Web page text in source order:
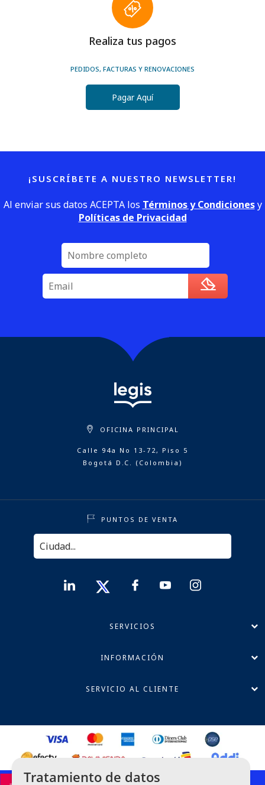
Realiza tus pagos
PEDIDOS, FACTURAS Y RENOVACIONES
Pagar Aquí
¡SUSCRÍBETE A NUESTRO NEWSLETTER!
Al enviar sus datos ACEPTA los Términos y Condicionesy
Políticas de Privacidad
OFICINA PRINCIPAL
Calle 94a No 13-72, Piso 5
Bogotá D.C. (Colombia)
PUNTOS DE VENTA
SERVICIOS
INFORMACIÓN
SERVICIO AL CLIENTE
Tratamiento de datos